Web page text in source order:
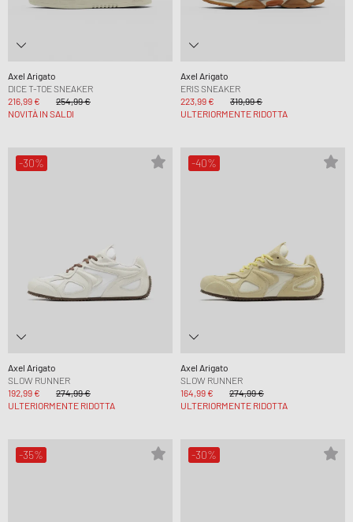
Axel Arigato
DICE T-TOE SNEAKER
216,99 €
254,99 €
NOVITÀ IN SALDI
Axel Arigato
ERIS SNEAKER
223,99 €
319,99 €
ULTERIORMENTE RIDOTTA
-30%
Axel Arigato
SLOW RUNNER
192,99 €
274,99 €
ULTERIORMENTE RIDOTTA
-40%
Axel Arigato
SLOW RUNNER
164,99 €
274,99 €
ULTERIORMENTE RIDOTTA
-35% -30%